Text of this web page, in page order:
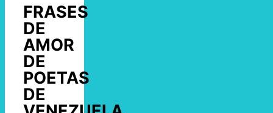
FRASES
DE
AMOR
DE
POETAS
DE